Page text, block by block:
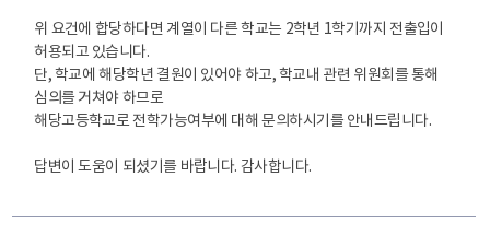
위 요건에 합당하다면 계열이 다른 학교는 2학년 1학기까지 전출입이
허용되고 있습니다.
단, 학교에 해당학년 결원이 있어야 하고, 학교내 관련 위원회를 통해
심의를 거쳐야 하므로
해당고등학교로 전학가능여부에 대해 문의하시기를 안내드립니다.
답변이 도움이 되셨기를 바랍니다. 감사합니다.